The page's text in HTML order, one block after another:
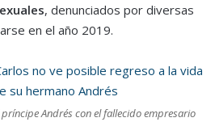
, denunciados por diversas
en el año 2019.
Andrés con el fallecido empresario